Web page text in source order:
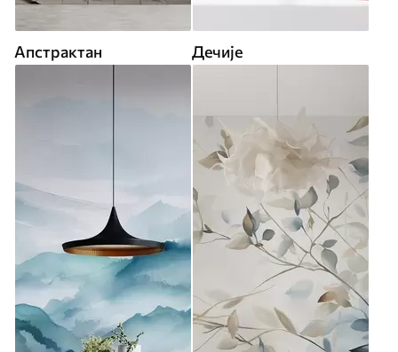
Апстрактан Дечије